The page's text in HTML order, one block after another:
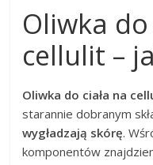
Oliwka do
cellulit –
Oliwka do ciała na
starannie dobranym
wygładzają skórę.
komponentów